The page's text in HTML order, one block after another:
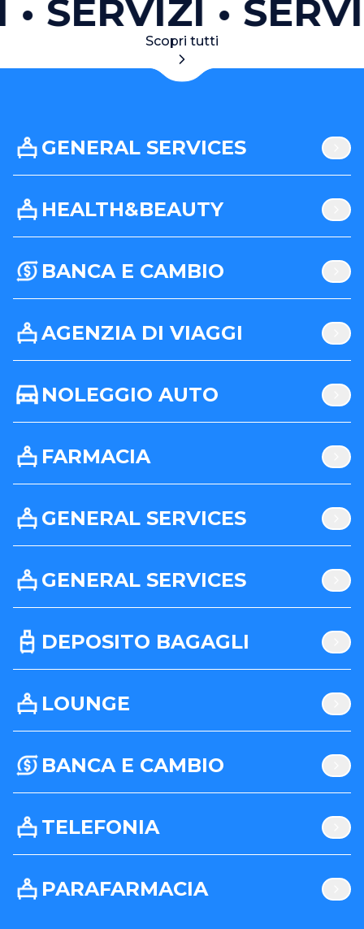
SERVIZI
Scopri tutti
GENERAL SERVICES
HEALTH&BEAUTY
BANCA E CAMBIO
AGENZIA DI VIAGGI
NOLEGGIO AUTO
FARMACIA
GENERAL SERVICES
GENERAL SERVICES
DEPOSITO BAGAGLI
LOUNGE
BANCA E CAMBIO
TELEFONIA
PARAFARMACIA